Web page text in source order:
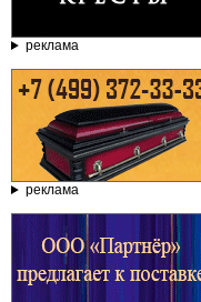
реклама
реклама